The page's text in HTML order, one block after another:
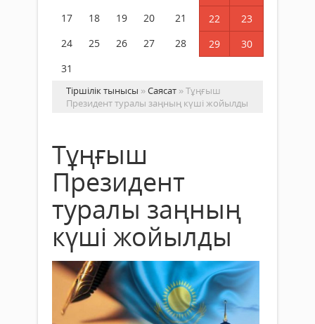
17
18 19 20 21 22
23
24
25 26 27 28 29
30
31
Тіршілік тынысы »Саясат » Тұңғыш
Президент туралы заңның күші жойылды
Тұңғыш
Президент
туралы заңның
күші жойылды